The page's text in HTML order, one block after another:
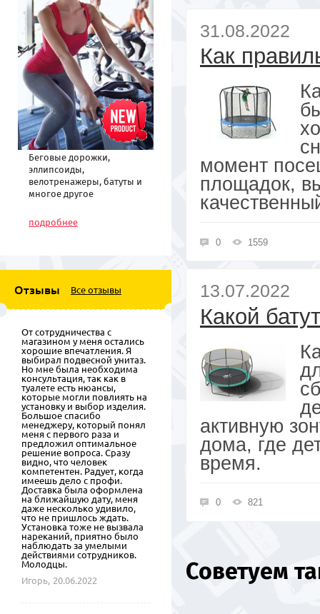
31.08.2022
Как
момент
площадок,
0 1559
13.07.2022
Какой
активную
дома, где
время.
0 821
Советуем
Беговые дорожки,
эллипсоиды,
велотренажеры, батуты и
многое другое
оборудование по низким
ценам
подробнее
Отзывы Все отзывы
От сотрудничества с
магазином у меня остались
хорошие впечатления. Я
выбирал подвесной унитаз.
Но мне была необходима
консультация, так как в
туалете есть нюансы,
которые могли повлиять на
установку и выбор изделия.
Большое спасибо
менеджеру, который понял
меня с первого раза и
предложил оптимальное
решение вопроса. Сразу
видно, что человек
компетентен. Радует, когда
имеешь дело с профи.
Доставка была оформлена
на ближайшую дату, меня
даже несколько удивило,
что не пришлось ждать.
Установка тоже не вызвала
нареканий, приятно было
наблюдать за умелыми
действиями сотрудников.
Молодцы.
Игорь, 20.06.2022